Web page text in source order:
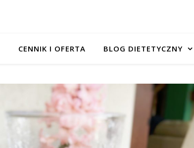
CENNIK I OFERTA BLOG DIETETYCZNY